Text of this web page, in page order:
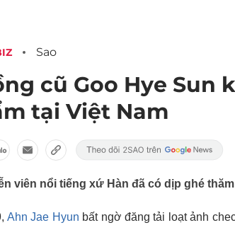
Sao
cũ Goo Hye Sun
tại Việt Nam
viên nổi tiếng xứ Hàn đã có dịp ghé
Ahn Jae Hyun bất ngờ đăng tải loạt ảnh